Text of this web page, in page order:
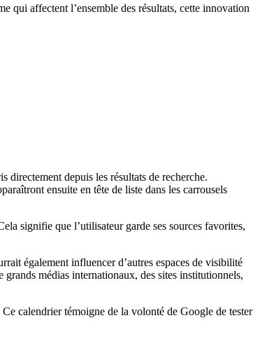
qui affectent l’ensemble des résultats, cette innovation
directement depuis les résultats de recherche.
ensuite en tête de liste dans les carrousels
signifie que l’utilisateur garde ses sources favorites,
également influencer d’autres espaces de visibilité
grands médias internationaux, des sites institutionnels,
calendrier témoigne de la volonté de Google de tester